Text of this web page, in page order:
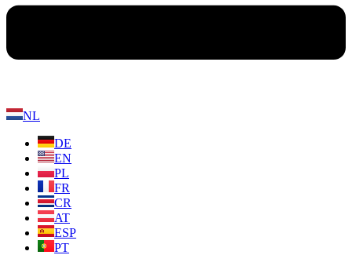
NL
DE
EN
PL
FR
CR
AT
ESP
PT